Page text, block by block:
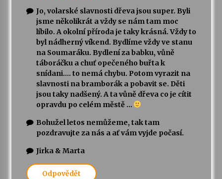
Jo, volarské slavnosti dřeva jsou super. Byli
jsme několikrát a vždy se nám tam moc
líbilo. A okolní příroda je taky krásná. Vždy to
byl nádherný víkend. Bydlíme vždy ve stanu
na Soumaráku. Bydlení za babku, vůně
táboráčku a chuť opečeného buřta k
snídani…. to nemá chybu. Potom vyrazit na
slavnosti na bramborák a pobavit se. Děti
jsou taky nadšený. A ta vůně dřeva co je cítit
opravdu po celém městě …
Bohužel letos nemůžeme, tak tam
pozdravujte za nás a ať vám vyjde počasí.
Jirka & Marta
Odpovědět